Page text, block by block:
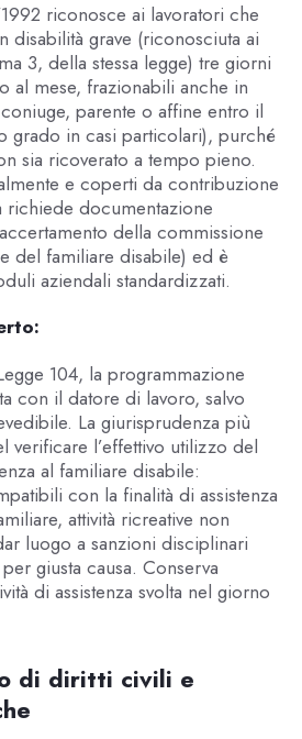
riconosce ai lavoratori che
disabilità grave (riconosciuta ai
3, della stessa legge) tre giorni
al mese, frazionabili anche in
parente o affine entro il
grado in casi particolari), purché
sia ricoverato a tempo pieno.
e coperti da contribuzione
richiede documentazione
della commissione
del familiare disabile) ed è
aziendali standardizzati.
104, la programmazione
con il datore di lavoro, salvo
La giurisprudenza più
verificare l’effettivo utilizzo del
al familiare disabile:
con la finalità di assistenza
attività ricreative non
luogo a sanzioni disciplinari
giusta causa. Conserva
di assistenza svolta nel giorno
di diritti civili e